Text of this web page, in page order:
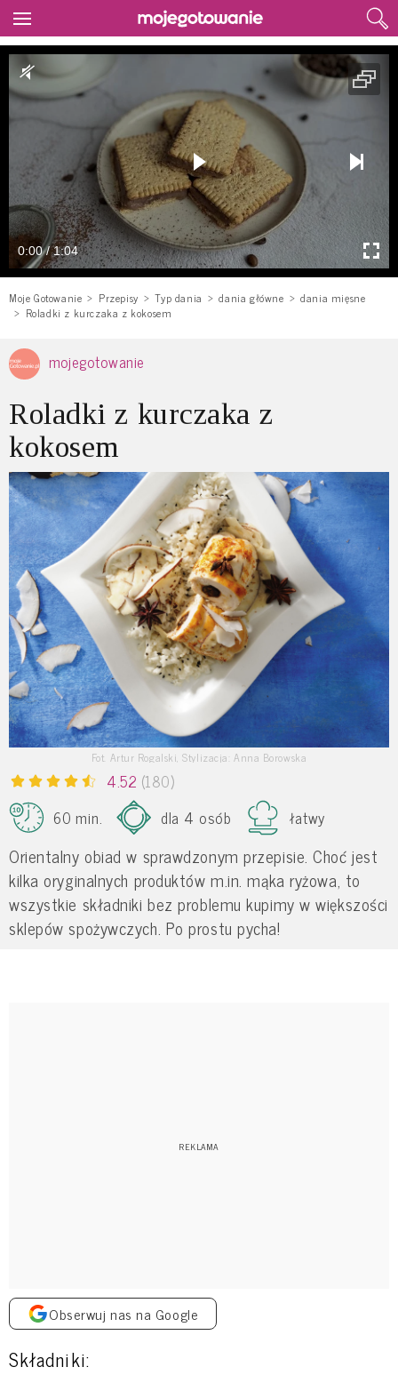
0:00 / 1:04
Moje Gotowanie Przepisy Typ dania dania główne
dania mięsne
Roladki z kurczaka z kokosem
mojegotowanie
Roladki z kurczaka z
kokosem
Fot. Artur Rogalski, Stylizacja: Anna Borowska
4.52 (180)
60 min.
dla 4 osób łatwy
Orientalny obiad w sprawdzonym przepisie. Choć jest
kilka oryginalnych produktów m.in. mąka ryżowa, to
wszystkie składniki bez problemu kupimy w większości
sklepów spożywczych. Po prostu pycha!
Obserwuj nas na Google
Składniki: